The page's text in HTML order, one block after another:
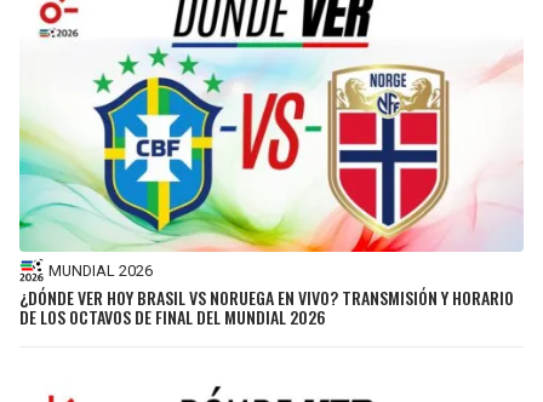
MUNDIAL 2026
¿DÓNDE VER HOY BRASIL VS NORUEGA EN VIVO? TRANSMISIÓN Y HORARIO
DE LOS OCTAVOS DE FINAL DEL MUNDIAL 2026